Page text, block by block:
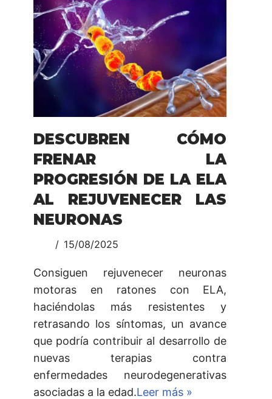
DESCUBREN CÓMO
FRENAR LA
PROGRESIÓN DE LA ELA
AL REJUVENECER LAS
NEURONAS
15/08/2025
Consiguen rejuvenecer neuronas
motoras en ratones con ELA,
haciéndolas más resistentes y
retrasando los síntomas, un avance
que podría contribuir al desarrollo de
nuevas terapias contra
enfermedades neurodegenerativas
asociadas a la edad.Leer más »